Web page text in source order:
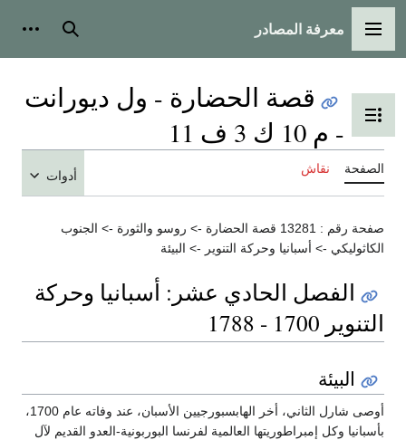
القائمة الرئيسية
معرفة المصادر بحث
تبديل عرض جدول المحتويات
قصة الحضارة - ول ديورانت
- م 10 ك 3 ف 11
الصفحة نقاش أدوات
صفحة رقم : 13281 قصة الحضارة -> روسو والثورة -> الجنوب
الكاثوليكي -> أسبانيا وحركة التنوير -> البيئة
الفصل الحادي عشر: أسبانيا وحركة
التنوير 1700 - 1788
البيئة
أوصى شارل الثاني، أخر الهابسبورجيين الأسبان، عند وفاته عام 1700،
بأسبانيا وكل إمبراطوريتها العالمية لفرنسا البوربونية-العدو القديم لآل